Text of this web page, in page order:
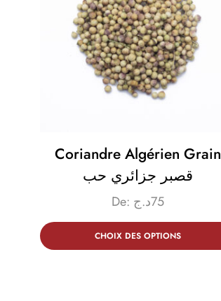
Coriandre Algérien Grain
قصبر جزائري حب
De: 75د.ج
CHOIX DES OPTIONS